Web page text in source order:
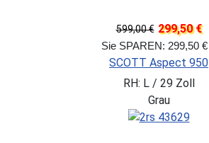
599,00 € 299,50 €
Sie SPAREN: 299,50 €
SCOTT Aspect 950
RH: L / 29 Zoll
Grau